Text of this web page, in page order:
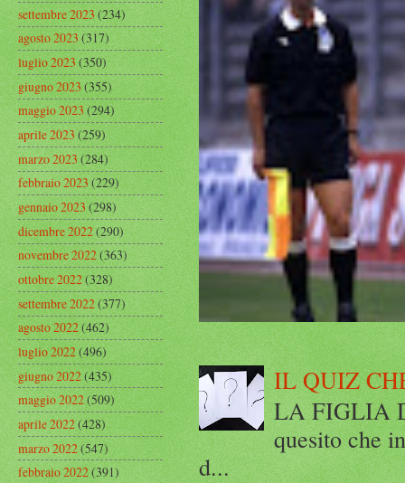
IL QUIZ
LA FIGLIA
quesito che
d...
settembre 2023(234)
agosto 2023(317)
luglio 2023(350)
giugno 2023(355)
maggio 2023(294)
aprile 2023(259)
marzo 2023(284)
febbraio 2023(229)
gennaio 2023(298)
dicembre 2022(290)
novembre 2022(363)
ottobre 2022(328)
settembre 2022(377)
agosto 2022(462)
luglio 2022(496)
giugno 2022(435)
maggio 2022(509)
aprile 2022(428)
marzo 2022(547)
febbraio 2022(391)